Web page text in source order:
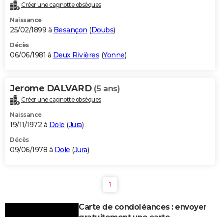
Créer une cagnotte obsèques
Naissance
25/02/1899 à Besançon (Doubs)
Décès
06/06/1981 à Deux Rivières (Yonne)
Jerome DALVARD (5 ans)
Créer une cagnotte obsèques
Naissance
19/11/1972 à Dole (Jura)
Décès
09/06/1978 à Dole (Jura)
1
Carte de condoléances : envoyer